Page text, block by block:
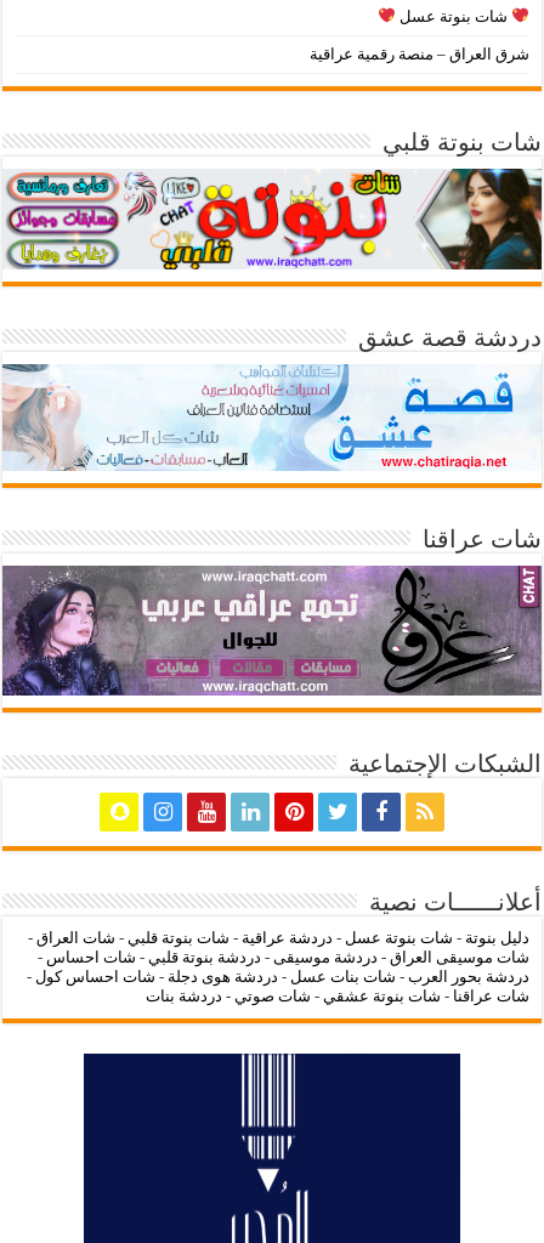
شات بنوتة عسل
شرق العراق – منصة رقمية عراقية
شات بنوتة قلبي
دردشة قصة عشق
شات عراقنا
الشبكات الإجتماعية
أعلانــــــات نصية
دليل بنوتة - شات بنوتة عسل - دردشة عراقية - شات بنوتة قلبي - شات العراق-
شات موسيقى العراق - دردشة موسيقى - دردشة بنوتة قلبي - شات احساس -
دردشة بحور العرب - شات بنات عسل - دردشة هوى دجلة - شات احساس كول -
شات عراقنا - شات بنوتة عشقي - شات صوتي - دردشة بنات